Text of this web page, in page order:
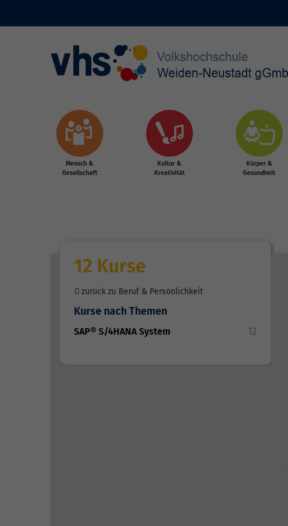
Mensch &
Gesellschaft
Kultur &
Kreativität
Körper &
Gesundheit
12 Kurse
zurück zu Beruf & Persönlichkeit
Kurse nach Themen
SAP® S/4HANA System 12